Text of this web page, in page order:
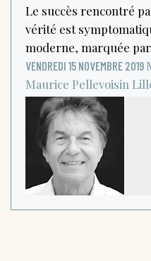
Le succès rencontré
vérité est
moderne, marquée
VENDREDI 15 NOVEMBRE 2019
Maurice Pellevoisin